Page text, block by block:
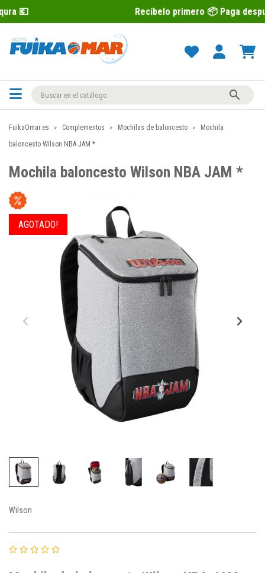
Recíbelo primero 📦 Paga después con

FuikaOmar.es Complementos Mochilas de baloncesto
Mochila
baloncesto Wilson NBA JAM *
Mochila baloncesto Wilson NBA JAM *
AGOTADO!
Wilson